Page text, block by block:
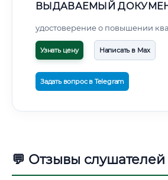
ВЫДАВАЕМЫЙ
удостоверение о повышении
Узнать цену Написать в Max
Задать вопрос в Telegram
💬 Отзывы слушателей